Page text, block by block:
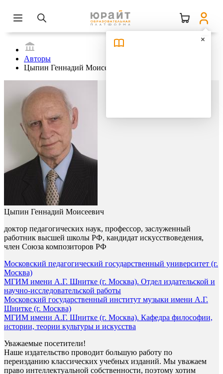
Авторы
Цыпин Геннадий Моисеевич
Цыпин Геннадий Моисеевич
доктор педагогических наук, профессор, заслуженный
работник высшей школы РФ, кандидат искусствоведения,
член Союза композиторов РФ
Московский педагогический государственный университет (г.
Москва)
МГИМ имени А.Г. Шнитке (г. Москва). Отдел издательской и
научно-исследовательской работы
Московский государственный институт музыки имени А.Г.
Шнитке (г. Москва)
МГИМ имени А.Г. Шнитке (г. Москва). Кафедра философии,
истории, теории культуры и искусства
Уважаемые посетители!
Наше издательство проводит большую работу по
переизданию классических учебных изданий. Мы уважаем
право интеллектуальной собственности, поэтому хотим